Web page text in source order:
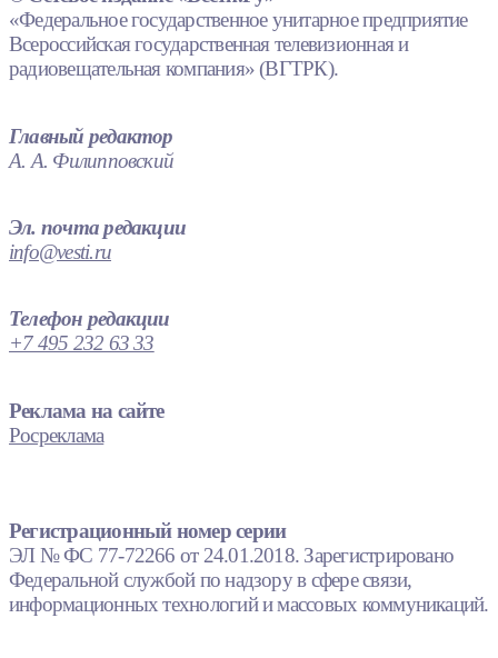
«Федеральное государственное унитарное предприятие
Всероссийская государственная телевизионная и
радиовещательная компания» (ВГТРК).
Главный редактор
А. А. Филипповский
Эл. почта редакции
info@vesti.ru
Телефон редакции
+7 495 232 63 33
Реклама на сайте
Росреклама
Регистрационный номер серии
ЭЛ № ФС 77-72266 от 24.01.2018. Зарегистрировано
Федеральной службой по надзору в сфере связи,
информационных технологий и массовых коммуникаций.